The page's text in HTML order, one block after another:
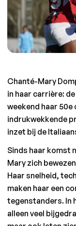
Chanté-Mary
in haar carrière:
weekend haar
indrukwekkende
inzet bij de
Sinds haar komst
Mary zich
Haar snelheid,
maken haar een
tegenstanders. In
alleen veel